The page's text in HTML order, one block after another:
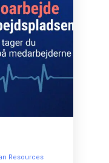
Resources